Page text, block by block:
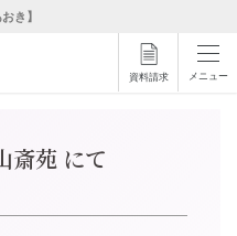
き】
資料請求 メニュー
斎苑 にて